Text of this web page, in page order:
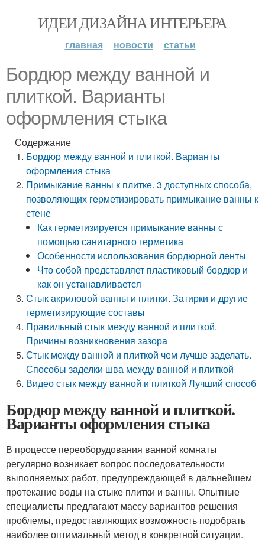
ИДЕИ ДИЗАЙНА ИНТЕРЬЕРА
главная новости статьи
Бордюр между ванной и
плиткой. Варианты
оформления стыка
Содержание
Бордюр между ванной и плиткой. Варианты
оформления стыка
Примыкание ванны к плитке. 3 доступных способа,
позволяющих герметизировать примыкание ванны к
стене
Как герметизируется примыкание ванны с
помощью санитарного герметика
Особенности использования бордюрной ленты
Что собой представляет пластиковый бордюр и
как он устанавливается
Стык акриловой ванны и плитки. Затирки и другие
герметизирующие составы
Правильный стык между ванной и плиткой.
Причины возникновения зазора
Стык между ванной и плиткой чем лучше заделать.
Способы заделки шва между ванной и плиткой
Видео стык между ванной и плиткой Лучший способ
Бордюр между ванной и плиткой.
Варианты оформления стыка
В процессе переоборудования ванной комнаты
регулярно возникает вопрос последовательности
выполняемых работ, предупреждающей в дальнейшем
протекание воды на стыке плитки и ванны. Опытные
специалисты предлагают массу вариантов решения
проблемы, предоставляющих возможность подобрать
наиболее оптимальный метод в конкретной ситуации.